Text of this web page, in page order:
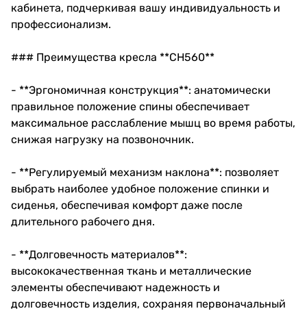
кабинета, подчеркивая вашу индивидуальность и
профессионализм.
### Преимущества кресла **CH560**
- **Эргономичная конструкция**: анатомически
правильное положение спины обеспечивает
максимальное расслабление мышц во время работы,
снижая нагрузку на позвоночник.
- **Регулируемый механизм наклона**: позволяет
выбрать наиболее удобное положение спинки и
сиденья, обеспечивая комфорт даже после
длительного рабочего дня.
- **Долговечность материалов**:
высококачественная ткань и металлические
элементы обеспечивают надежность и
долговечность изделия, сохраняя первоначальный